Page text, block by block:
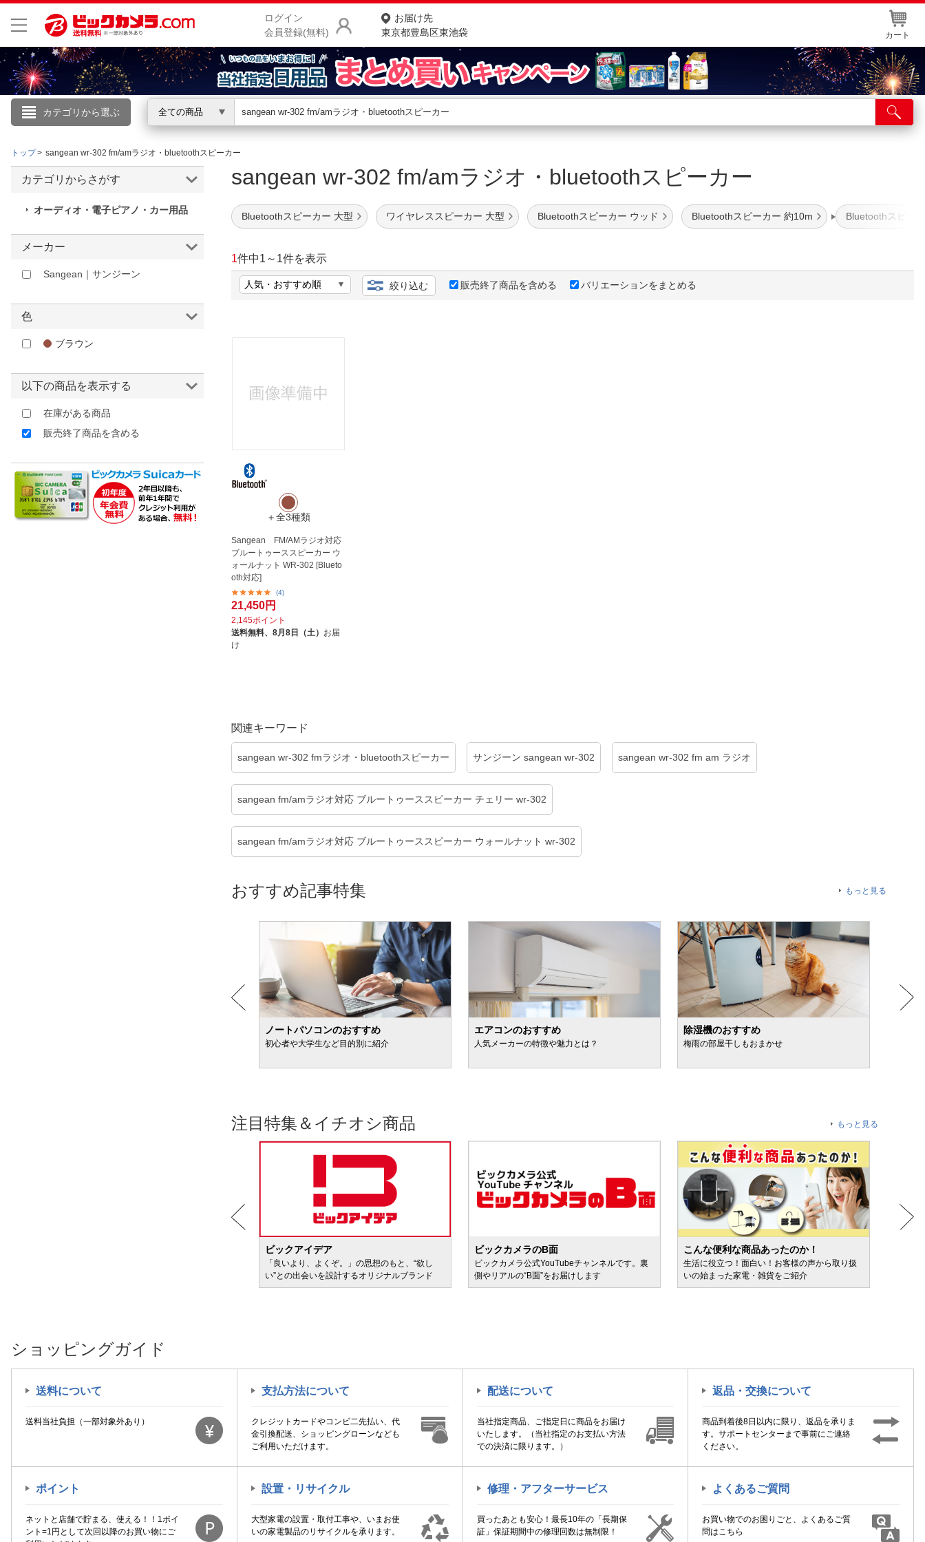
ログイン
会員登録(無料)
お届け先
東京都豊島区東池袋
カート
カテゴリから選ぶ 全ての商品
こんにちは
ログイン
お買いもの履歴
商品をさがす
カテゴリ一覧からさがす
ご利用ガイド
ポイントカードWEB登録
店舗情報・店舗一覧
トップ sangean wr-302 fm/amラジオ・bluetoothスピーカー
sangean wr-302 fm/amラジオ・bluetoothスピーカー
Bluetoothスピーカー 大型 ワイヤレススピーカー 大型 Bluetoothスピーカー ウッド Bluetoothスピーカー 約10m Bluetoothスピー
1件中1 ～ 1件を表示
絞り込む 販売終了商品を含める バリエーションをまとめる
＋全3種類
Sangean FM/AMラジオ対応
ブルートゥーススピーカー ウ
ォールナット WR-302 [Blueto
oth対応]
(4)
21,450円
2,145ポイント
送料無料、 8月8日（土） お届
け
関連キーワード
sangean wr-302 fmラジオ・bluetoothスピーカー サンジーン sangean wr-302 sangean wr-302 fm am ラジオ
sangean fm/amラジオ対応 ブルートゥーススピーカー チェリー wr-302
sangean fm/amラジオ対応 ブルートゥーススピーカー ウォールナット wr-302
おすすめ記事特集 もっと見る
ノートパソコンのおすすめ
初心者や大学生など目的別に紹介
エアコンのおすすめ
人気メーカーの特徴や魅力とは？
除湿機のおすすめ
梅雨の部屋干しもおまかせ
注目特集＆イチオシ商品 もっと見る
ビックアイデア
「良いより、よくぞ。」の思想のもと、“欲し
い”との出会いを設計するオリジナルブランド
ビックカメラのB面
ビックカメラ公式YouTubeチャンネルです。裏
側やリアルの“B面”をお届けします
こんな便利な商品あったのか！
生活に役立つ！面白い！お客様の声から取り扱
いの始まった家電・雑貨をご紹介
カテゴリからさがす
オーディオ・電子ピアノ・カー用品
メーカー
Sangean｜サンジーン
色
ブラウン
以下の商品を表示する
在庫がある商品
販売終了商品を含める
ショッピングガイド
送料について
送料当社負担（一部対象外あり）
支払方法について
クレジットカードやコンビ二先払い、代
金引換配送、ショッピングローンなども
ご利用いただけます。
配送について
当社指定商品、ご指定日に商品をお届け
いたします。（当社指定のお支払い方法
での決済に限ります。）
返品・交換について
商品到着後8日以内に限り、返品を承りま
す。サポートセンターまで事前にご連絡
ください。
ポイント
ネットと店舗で貯まる、使える！！1ポイ
ント=1円として次回以降のお買い物にご
設置・リサイクル
大型家電の設置・取付工事や、いまお使
いの家電製品のリサイクルを承ります。
修理・アフターサービス
買ったあとも安心！最長10年の「長期保
証」保証期間中の修理回数は無制限！
よくあるご質問
お買い物でのお困りごと、よくあるご質
問はこちら